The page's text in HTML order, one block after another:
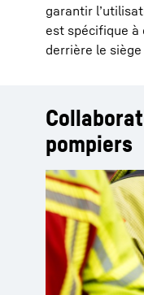
garantir
est spécifique à
derrière le
pompiers